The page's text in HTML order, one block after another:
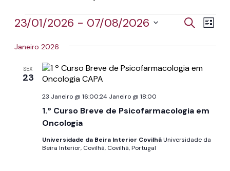
Eventos
e
Eventos
Pesquisar
Lista
23/01/2026 - 07/08/2026
a
Janeiro 2026
SEX
23
1.º Curso Breve de Psicofarmacologia em
Oncologia
23 Janeiro @ 16:00:24 Janeiro @ 18:00
Universidade da Beira Interior CovilhãUniversidade da
Beira Interior, Covilhã, Covilhã, Portugal